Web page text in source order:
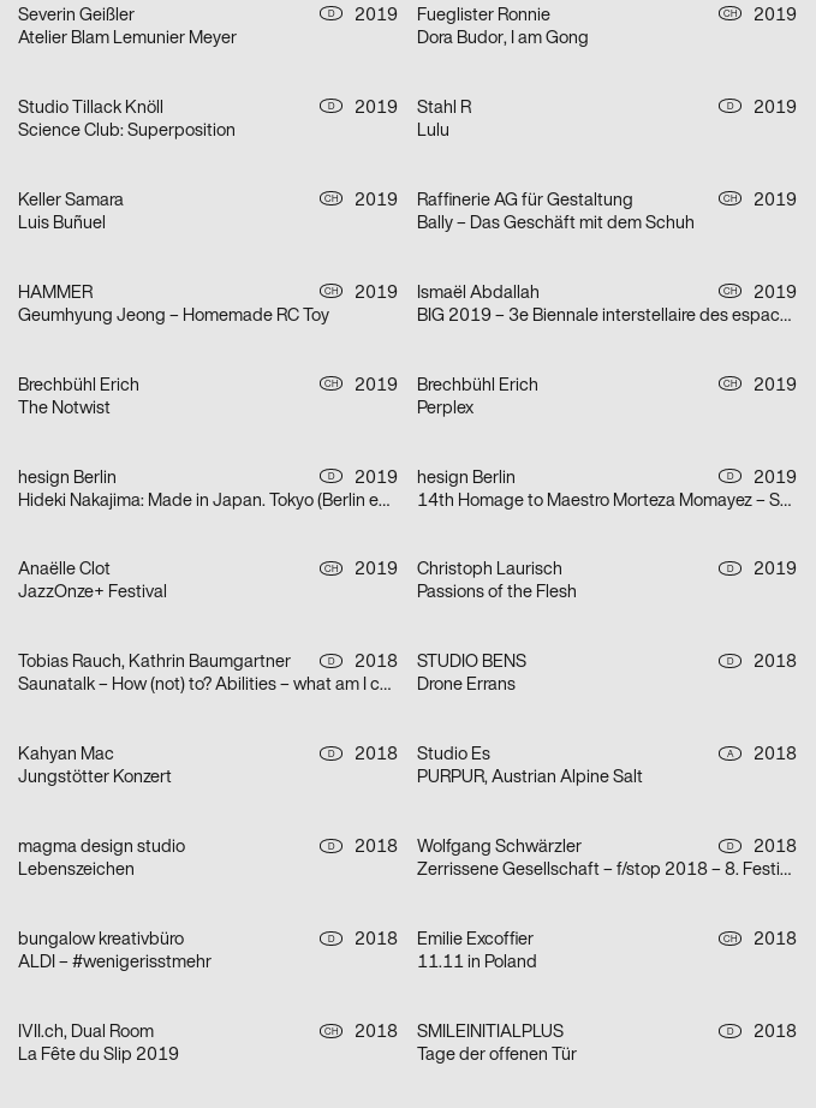
Severin Geißler D
2019
Atelier Blam Lemunier Meyer
Fueglister Ronnie CH
2019
Dora Budor, I am Gong
Studio Tillack Knöll D
2019
Science Club: Superposition
Stahl R D
2019
Lulu
Keller Samara CH
2019
Luis Buñuel
Raffinerie AG für Gestaltung CH
2019
Bally – Das Geschäft mit dem Schuh
HAMMER CH
2019
Geumhyung Jeong – Homemade RC Toy
Ismaël Abdallah CH
2019
BIG 2019 – 3e Biennale interstellaire des espaces d’art de Genève
Brechbühl Erich CH
2019
The Notwist
Brechbühl Erich CH
2019
Perplex
hesign Berlin D
2019
Hideki Nakajima: Made in Japan. Tokyo (Berlin edition)
hesign Berlin D
2019
14th Homage to Maestro Morteza Momayez – Solo exhibition of Jianping He’s works in Tehran
Anaëlle Clot CH
2019
JazzOnze+ Festival
Christoph Laurisch D
2019
Passions of the Flesh
Tobias Rauch, Kathrin Baumgartner D
2018
Saunatalk – How (not) to? Abilities – what am I capable to?
STUDIO BENS D
2018
Drone Errans
Kahyan Mac D
2018
Jungstötter Konzert
Studio Es A
2018
PURPUR, Austrian Alpine Salt
magma design studio D
2018
Lebenszeichen
Wolfgang Schwärzler D
2018
Zerrissene Gesellschaft – f/stop 2018 – 8. Festival für Fotografie Leipzig
bungalow kreativbüro D
2018
ALDI – #wenigerisstmehr
Emilie Excoffier CH
2018
11.11 in Poland
IVII.ch, Dual Room CH
2018
La Fête du Slip 2019
SMILEINITIALPLUS D
2018
Tage der offenen Tür